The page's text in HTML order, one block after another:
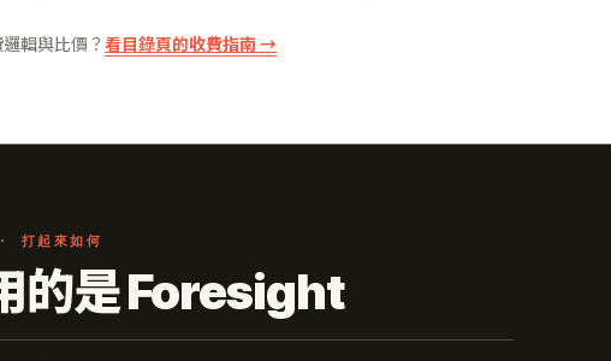
輯與比價？ 看目錄頁的收費指南 →
打起來如何
的是 Foresight